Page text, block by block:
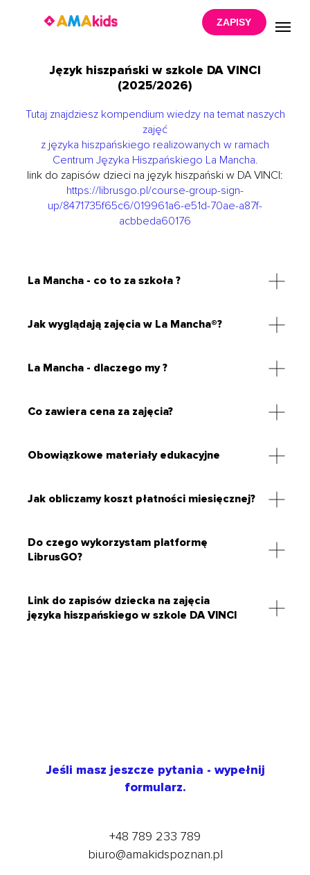
ZAPISY
Język hiszpański w szkole DA VINCI
(2025/2026)
Tutaj znajdziesz kompendium wiedzy na temat naszych
zajęć
z języka hiszpańskiego realizowanych w ramach
Centrum Języka Hiszpańskiego La Mancha.
link do zapisów dzieci na język hiszpański w DA VINCI:
https://librusgo.pl/course-group-sign-
up/8471735f65c6/019961a6-e51d-70ae-a87f-
acbbeda60176
La Mancha - co to za szkoła ?
Jak wyglądają zajęcia w La Mancha®?
La Mancha - dlaczego my ?
Co zawiera cena za zajęcia?
Obowiązkowe materiały edukacyjne
Jak obliczamy koszt płatności miesięcznej?
Do czego wykorzystam platformę
LibrusGO?
Link do zapisów dziecka na zajęcia
języka hiszpańskiego w szkole DA VINCI
Jeśli masz jeszcze pytania - wypełnij
formularz.
+48 789 233 789
biuro@amakidspoznan.pl